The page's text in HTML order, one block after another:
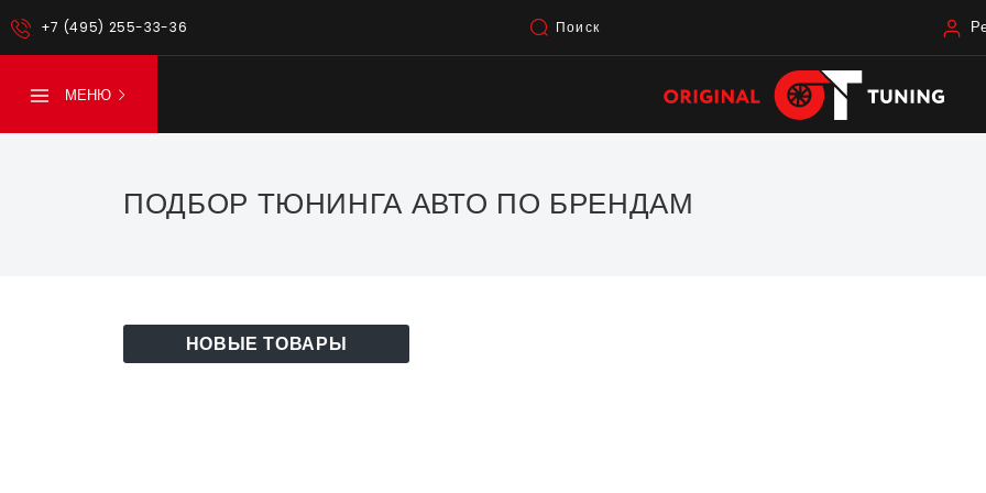
+7 (495) 255-33-36 Поиск
МЕНЮ
ПОДБОР ТЮНИНГА АВТО ПО БРЕНДАМ
НОВЫЕ ТОВАРЫ